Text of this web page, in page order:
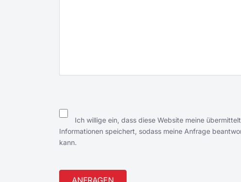
Ich willige ein, dass diese Website meine
Informationen speichert, sodass meine Anfrage
kann.